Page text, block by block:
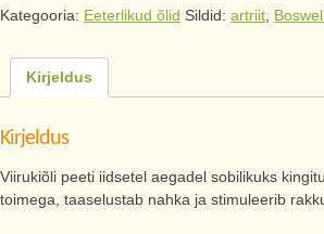
Kategooria: Eeterlikud õlid Sildid: artriit
Kirjeldus
Kirjeldus
Viirukiõli peeti iidsetel aegadel sobilikuks
toimega, taaselustab nahka ja stimuleerib